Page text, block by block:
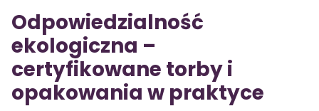
Odpowiedzialność
ekologiczna –
certyfikowane torby i
opakowania w praktyce